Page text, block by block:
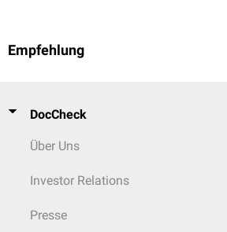
Empfehlung
DocCheck
Über Uns
Investor Relations
Presse